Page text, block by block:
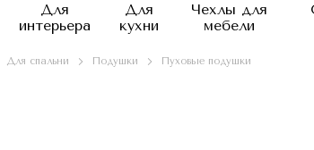
Для
интерьера
Для
кухни
Чехлы для
мебели
Для спальни Подушки Пуховые подушки